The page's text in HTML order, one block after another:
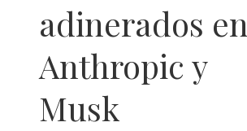
adinerados en
Anthropic y
Musk